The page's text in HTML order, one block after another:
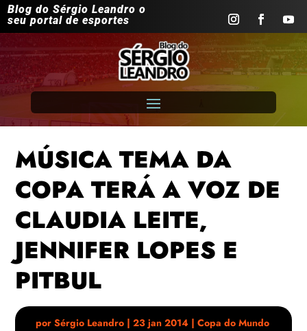
Blog do Sérgio Leandro o
seu portal de esportes
MÚSICA TEMA DA
COPA TERÁ A VOZ DE
CLAUDIA LEITE,
JENNIFER LOPES E
PITBUL
porSérgio Leandro |23 jan 2014 |Copa do Mundo